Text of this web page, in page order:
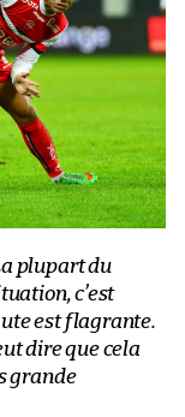
plupart du
c’est
est flagrante.
dire que cela
grande